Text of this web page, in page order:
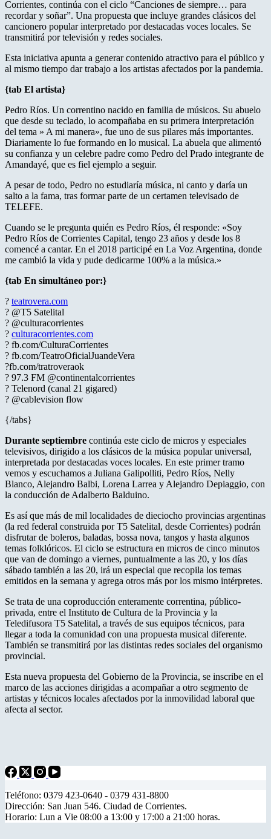
Corrientes, continúa con el ciclo “Canciones de siempre… para
recordar y soñar”. Una propuesta que incluye grandes clásicos del
cancionero popular interpretado por destacadas voces locales. Se
transmitirá por televisión y redes sociales.
Esta iniciativa apunta a generar contenido atractivo para el público y
al mismo tiempo dar trabajo a los artistas afectados por la pandemia.
{tab El artista}
Pedro Ríos. Un correntino nacido en familia de músicos. Su abuelo
que desde su teclado, lo acompañaba en su primera interpretación
del tema » A mi manera», fue uno de sus pilares más importantes.
Diariamente lo fue formando en lo musical. La abuela que alimentó
su confianza y un celebre padre como Pedro del Prado integrante de
Amandayé, que es fiel ejemplo a seguir.
A pesar de todo, Pedro no estudiaría música, ni canto y daría un
salto a la fama, tras formar parte de un certamen televisado de
TELEFE.
Cuando se le pregunta quién es Pedro Ríos, él responde: «Soy
Pedro Ríos de Corrientes Capital, tengo 23 años y desde los 8
comencé a cantar. En el 2018 participé en La Voz Argentina, donde
me cambió la vida y pude dedicarme 100% a la música.»
{tab En simultáneo por:}
? teatrovera.com
? @T5 Satelital
? @culturacorrientes
? culturacorrientes.com
? fb.com/CulturaCorrientes
? fb.com/TeatroOficialJuandeVera
?fb.com/tratroveraok
? 97.3 FM @continentalcorrientes
? Telenord (canal 21 gigared)
? @cablevision flow
{/tabs}
Durante septiembre continúa este ciclo de micros y especiales
televisivos, dirigido a los clásicos de la música popular universal,
interpretada por destacadas voces locales. En este primer tramo
vemos y escuchamos a Juliana Galipolliti, Pedro Ríos, Nelly
Blanco, Alejandro Balbi, Lorena Larrea y Alejandro Depiaggio, con
la conducción de Adalberto Balduino.
Es así que más de mil localidades de dieciocho provincias argentinas
(la red federal construida por T5 Satelital, desde Corrientes) podrán
disfrutar de boleros, baladas, bossa nova, tangos y hasta algunos
temas folklóricos. El ciclo se estructura en micros de cinco minutos
que van de domingo a viernes, puntualmente a las 20, y los días
sábado también a las 20, irá un especial que recopila los temas
emitidos en la semana y agrega otros más por los mismo intérpretes.
Se trata de una coproducción enteramente correntina, público-
privada, entre el Instituto de Cultura de la Provincia y la
Teledifusora T5 Satelital, a través de sus equipos técnicos, para
llegar a toda la comunidad con una propuesta musical diferente.
También se transmitirá por las distintas redes sociales del organismo
provincial.
Esta nueva propuesta del Gobierno de la Provincia, se inscribe en el
marco de las acciones dirigidas a acompañar a otro segmento de
artistas y técnicos locales afectados por la inmovilidad laboral que
afecta al sector.
Teléfono: 0379 423-0640 - 0379 431-8800
Dirección: San Juan 546. Ciudad de Corrientes.
Horario: Lun a Vie 08:00 a 13:00 y 17:00 a 21:00 horas.